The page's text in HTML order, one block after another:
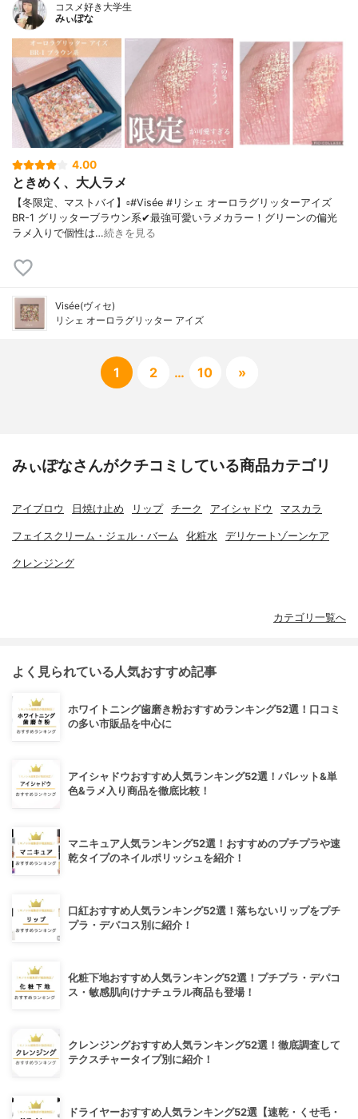
コスメ好き大学生
みぃぽな
4.00
ときめく、大人ラメ
【冬限定、マストバイ】▫️#Visée #リシェ オーロラグリッターアイズ
BR-1 グリッターブラウン系✔最強可愛いラメカラー！グリーンの偏光
ラメ入りで個性は…続きを見る
Visée(ヴィセ)
リシェ オーロラグリッター アイズ
1 2 … 10 »
みぃぽなさんがクチコミしている商品カテゴリ
アイブロウ 日焼け止め リップ チーク アイシャドウ マスカラ
フェイスクリーム・ジェル・バーム 化粧水 デリケートゾーンケア
クレンジング
カテゴリ一覧へ
よく見られている人気おすすめ記事
ホワイトニング歯磨き粉おすすめランキング52選！口コミ
の多い市販品を中心に
アイシャドウおすすめ人気ランキング52選！パレット&単
色&ラメ入り商品を徹底比較！
マニキュア人気ランキング52選！おすすめのプチプラや速
乾タイプのネイルポリッシュを紹介！
口紅おすすめ人気ランキング52選！落ちないリップをプチ
プラ・デパコス別に紹介！
化粧下地おすすめ人気ランキング52選！プチプラ・デパコ
ス・敏感肌向けナチュラル商品も登場！
クレンジングおすすめ人気ランキング52選！徹底調査して
テクスチャータイプ別に紹介！
ドライヤーおすすめ人気ランキング52選【速乾・くせ毛・